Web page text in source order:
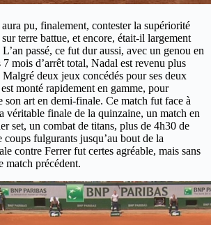
pu, finalement, contester la supériorité
terre battue, et encore, était-il largement
passé, ce fut dur aussi, avec un genou en
mois d’arrêt total, Nadal est revenu plus
deux jeux concédés pour ses deux
monté rapidement en gamme, pour
son art en demi-finale. Ce match fut face à
finale de la quinzaine, un match en
set, un combat de titans, plus de 4h30 de
coups fulgurants jusqu’au bout de la
contre Ferrer fut certes agréable, mais sans
match précédent.